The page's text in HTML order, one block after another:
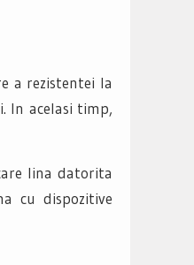
a rezistentei la
In acelasi timp,
lina datorita
cu dispozitive